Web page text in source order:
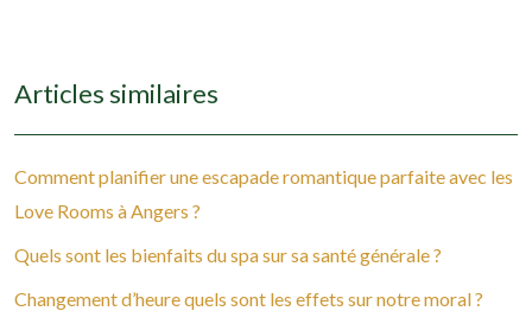
Articles similaires
Comment planifier une escapade romantique parfaite avec les
Love Rooms à Angers ?
Quels sont les bienfaits du spa sur sa santé générale ?
Changement d’heure quels sont les effets sur notre moral ?